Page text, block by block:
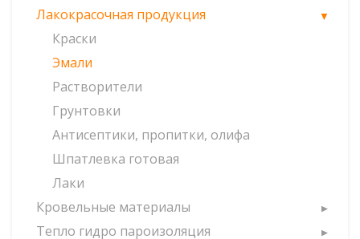
Лакокрасочная продукция
Краски
Эмали
Растворители
Грунтовки
Антисептики, пропитки, олифа
Шпатлевка готовая
Лаки
Кровельные материалы
Тепло гидро пароизоляция